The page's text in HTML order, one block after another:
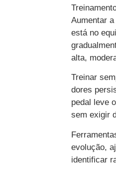
Aumentar
está no
alta,
Treinar
dores
pedal leve
sem exigir
evolução,
identificar